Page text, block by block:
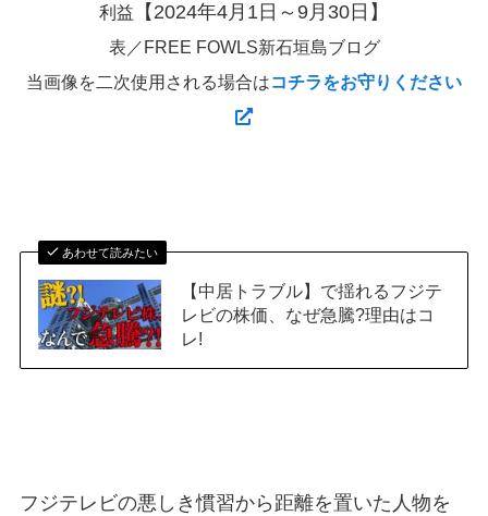
利益
【2024年4月1日～9月30日】
表／FREE FOWLS新石垣島ブログ
当画像を二次使用される場合はコチラをお守りください
あわせて読みたい
【中居トラブル】で揺れるフジテ
レビの株価、なぜ急騰?理由はコ
レ!
フジテレビの悪しき慣習から距離を置いた人物を